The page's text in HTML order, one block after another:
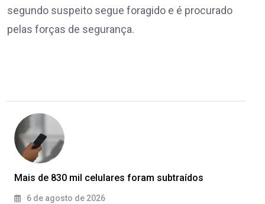
segundo suspeito segue foragido e é procurado
pelas forças de segurança.
Mais de 830 mil celulares foram subtraídos
6 de agosto de 2026